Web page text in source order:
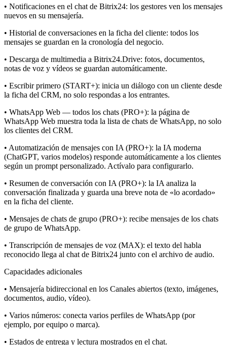
• Notificaciones en el chat de Bitrix24: los gestores ven los mensajes
nuevos en su mensajería.
• Historial de conversaciones en la ficha del cliente: todos los
mensajes se guardan en la cronología del negocio.
• Descarga de multimedia a Bitrix24.Drive: fotos, documentos,
notas de voz y vídeos se guardan automáticamente.
• Escribir primero (START+): inicia un diálogo con un cliente desde
la ficha del CRM, no solo respondas a los entrantes.
• WhatsApp Web — todos los chats (PRO+): la página de
WhatsApp Web muestra toda la lista de chats de WhatsApp, no solo
los clientes del CRM.
• Automatización de mensajes con IA (PRO+): la IA moderna
(ChatGPT, varios modelos) responde automáticamente a los clientes
según un prompt personalizado. Actívalo para configurarlo.
• Resumen de conversación con IA (PRO+): la IA analiza la
conversación finalizada y guarda una breve nota de «lo acordado»
en la ficha del cliente.
• Mensajes de chats de grupo (PRO+): recibe mensajes de los chats
de grupo de WhatsApp.
• Transcripción de mensajes de voz (MAX): el texto del habla
reconocido llega al chat de Bitrix24 junto con el archivo de audio.
Capacidades adicionales
• Mensajería bidireccional en los Canales abiertos (texto, imágenes,
documentos, audio, vídeo).
• Varios números: conecta varios perfiles de WhatsApp (por
ejemplo, por equipo o marca).
• Estados de entrega y lectura mostrados en el chat.